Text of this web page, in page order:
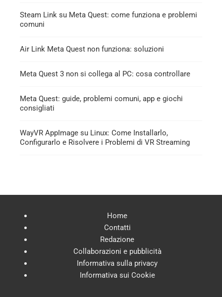
Steam Link su Meta Quest: come funziona e problemi
comuni
Air Link Meta Quest non funziona: soluzioni
Meta Quest 3 non si collega al PC: cosa controllare
Meta Quest: guide, problemi comuni, app e giochi
consigliati
WayVR AppImage su Linux: Come Installarlo,
Configurarlo e Risolvere i Problemi di VR Streaming
Home
Contatti
Redazione
Collaborazioni e pubblicità
Informativa sulla privacy
Informativa sui Cookie